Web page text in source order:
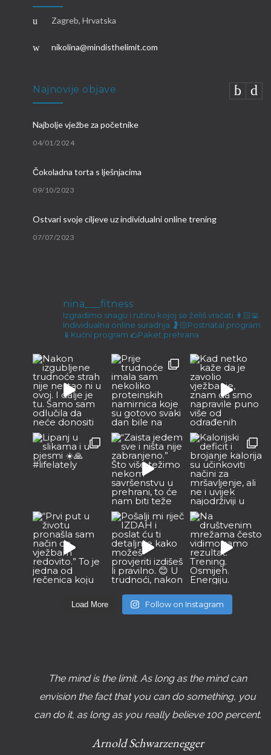
Zagreb, Hrvatska
nikolina@mindisthelimit.com
Najnovije objave
Najbolje vježbe za početnike
04/01/2024
Čokoladna torta s lješnjacima
09/10/2023
Ostvari svoje ciljeve uz individualni online trening
07/07/2023
Malene ručice i kokos keksići
23/12/2022
nina___fitness
Izgradimo snagu i rutinu kojoj se želiš vraćati 👩🏻‍💻
Individualna online suradnja 🤰🏻Postnatal program
📱Kućni program 🌮Paket prehrana
Load More Follow on Instagram
The mind is the limit. As long as the mind can
envision the fact that you can do something, you
can do it, as long as you really believe 100 percent.
Arnold Schwarzenegger